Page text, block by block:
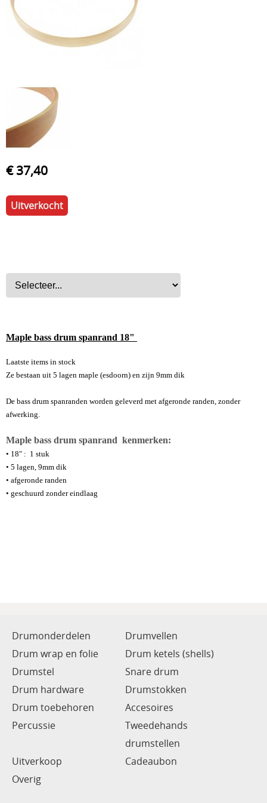
Drumstokken
Drum toebehoren
Percussie
Tweedehands drumstellen
Uitverkoop
Cadeaubon
Overig
€ 37,40
Uitverkocht
Maple bass drum spanrand 18"
Laatste items in stock
Ze bestaan uit 5 lagen maple (esdoorn) en zijn 9mm dik
De bass drum spanranden worden geleverd met afgeronde randen, zonder
afwerking.
Maple bass drum spanrand kenmerken:
• 18" : 1 stuk
• 5 lagen, 9mm dik
• afgeronde randen
• geschuurd zonder eindlaag
Drumonderdelen
Drumvellen
Drum wrap en folie
Drum ketels (shells)
Drumstel
Snare drum
Drum hardware
Drumstokken
Drum toebehoren
Accesoires
Percussie
Tweedehands
drumstellen
Uitverkoop
Cadeaubon
Overig